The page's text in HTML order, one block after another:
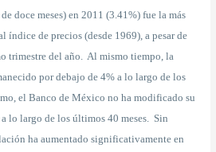
doce meses) en 2011 (3.41%) fue la más
índice de precios (desde 1969), a pesar de
trimestre del año. Al mismo tiempo, la
por debajo de 4% a lo largo de los
el Banco de México no ha modificado su
lo largo de los últimos 40 meses. Sin
ha aumentado significativamente en